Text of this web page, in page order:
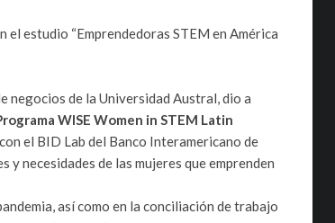
estudio “Emprendedoras STEM en América
negocios de la Universidad Austral, dio a
WISE Women in STEM Latin
el BID Lab del Banco Interamericano de
necesidades de las mujeres que emprenden
así como en la conciliación de trabajo